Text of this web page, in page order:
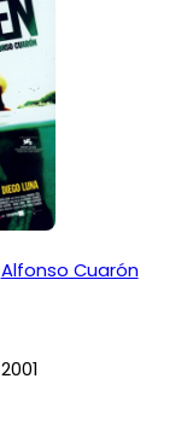
Alfonso Cuarón
2001